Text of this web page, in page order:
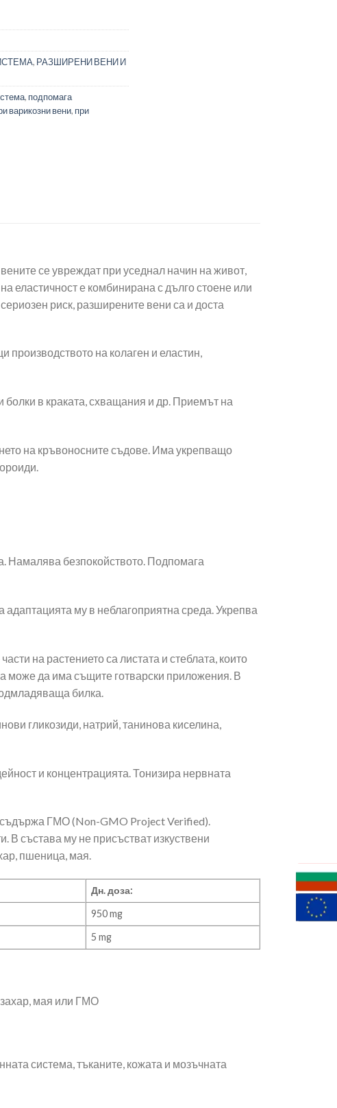
, РАЗШИРЕНИ ВЕНИ И
, подпомага
варикозни вени, при
се увреждат при уседнал начин на живот,
еластичност е комбинирана с дълго стоене или
риск, разширените вени са и доста
производството на колаген и еластин,
болки в краката, схващания и др. Приемът на
на кръвоносните съдове. Има укрепващо
Намалява безпокойството. Подпомага
му в неблагоприятна среда. Укрепва
на растението са листата и стеблата, които
може да има същите готварски приложения. В
билка.
гликозиди, натрий, танинова киселина,
и концентрацията. Тонизира нервната
съдържа ГМО (Non-GMO Project Verified).
състава му не присъстват изкуствени
пшеница, мая.
Дн. доза:
950 mg
5 mg
захар, мая или ГМО
система, тъканите, кожата и мозъчната